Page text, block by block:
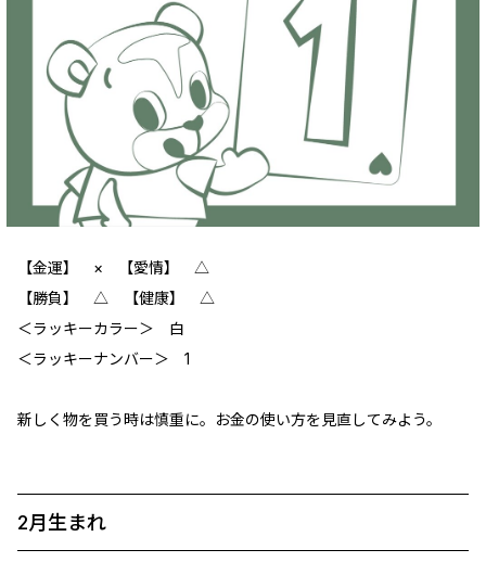
【金運】 × 【愛情】 △
【勝負】 △ 【健康】 △
＜ラッキーカラー＞ 白
＜ラッキーナンバー＞ 1
新しく物を買う時は慎重に。お金の使い方を見直してみよう。
2月生まれ